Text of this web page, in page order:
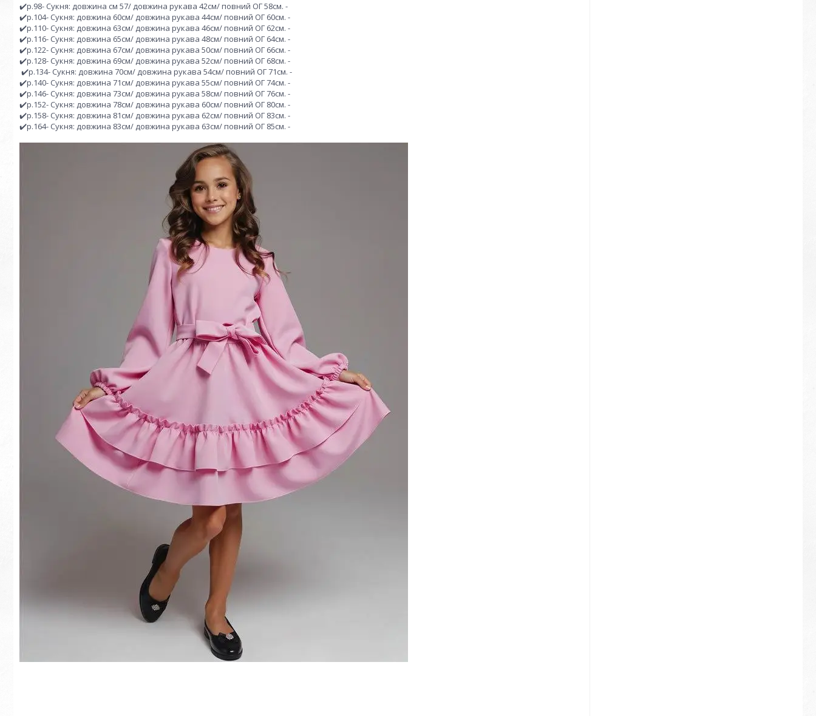
✔️р.98- Сукня: довжина см 57/ довжина рукава 42см/ повний ОГ 58см. -
✔️р.104- Сукня: довжина 60см/ довжина рукава 44см/ повний ОГ 60см. -
✔️р.110- Сукня: довжина 63см/ довжина рукава 46см/ повний ОГ 62см. -
✔️р.116- Сукня: довжина 65см/ довжина рукава 48см/ повний ОГ 64см. -
✔️р.122- Сукня: довжина 67см/ довжина рукава 50см/ повний ОГ 66см. -
✔️р.128- Сукня: довжина 69см/ довжина рукава 52см/ повний ОГ 68см. -
✔️р.134- Сукня: довжина 70см/ довжина рукава 54см/ повний ОГ 71см. -
✔️р.140- Сукня: довжина 71см/ довжина рукава 55см/ повний ОГ 74см. -
✔️р.146- Сукня: довжина 73см/ довжина рукава 58см/ повний ОГ 76см. -
✔️р.152- Сукня: довжина 78см/ довжина рукава 60см/ повний ОГ 80см. -
✔️р.158- Сукня: довжина 81см/ довжина рукава 62см/ повний ОГ 83см. -
✔️р.164- Сукня: довжина 83см/ довжина рукава 63см/ повний ОГ 85см. -